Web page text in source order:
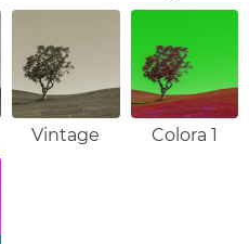
Vintage Colora 1